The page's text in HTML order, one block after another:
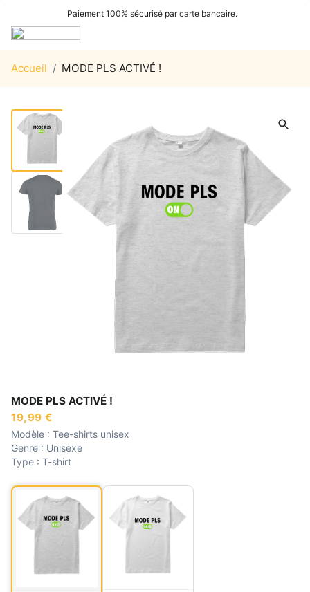
Paiement 100% sécurisé par carte bancaire.
Accueil / MODE PLS ACTIVÉ !
MODE PLS ACTIVÉ !
19,99 €
Modèle : Tee-shirts unisex
Genre : Unisexe
Type : T-shirt